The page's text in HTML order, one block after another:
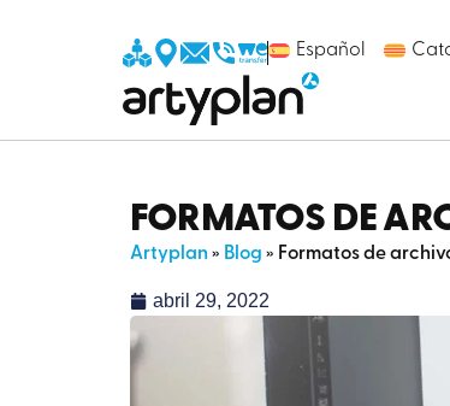
Español
FORMATOS DE
Artyplan» Blog » Formatos de
abril 29, 2022